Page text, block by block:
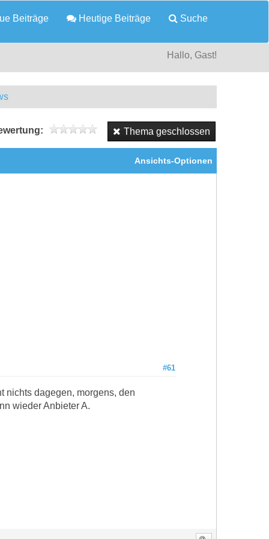
Beiträge Heutige Beiträge Suche
Hallo, Gast!
Thema geschlossen
Ansichts-Optionen
#61
nichts dagegen, morgens, den
wieder Anbieter A.